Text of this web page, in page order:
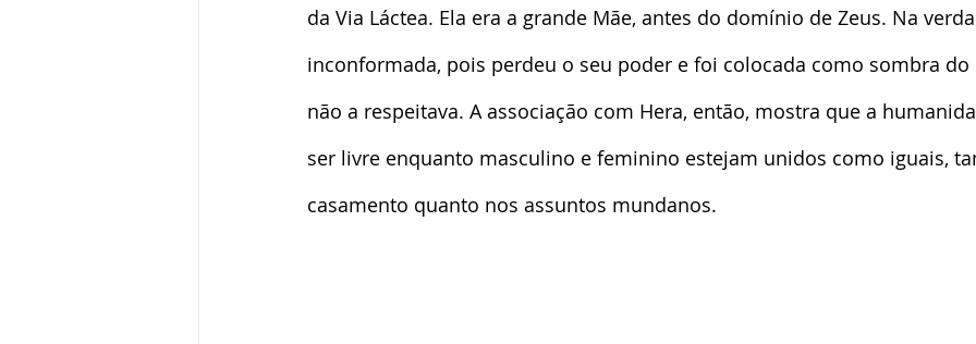
da Via Láctea. Ela era a grande Mãe, antes do domínio de Zeus. Na
inconformada, pois perdeu o seu poder e foi colocada como sombra
não a respeitava. A associação com Hera, então, mostra que a
ser livre enquanto masculino e feminino estejam unidos como iguais,
casamento quanto nos assuntos mundanos.